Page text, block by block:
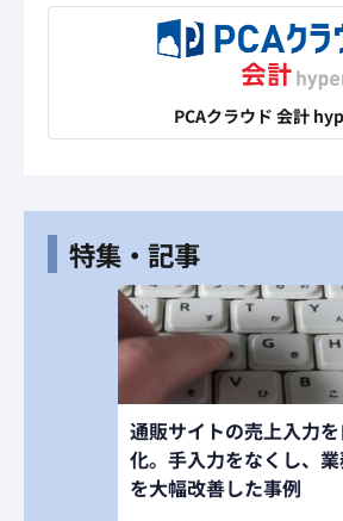
PCAクラウド 会計
特集・記事
通販サイトの売上入力
化。手入力をなくし、
を大幅改善した事例